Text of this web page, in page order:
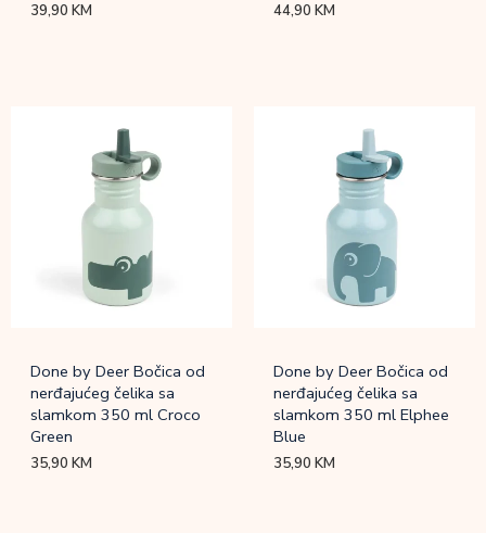
39,90KM 44,90KM
Done by Deer Bočica od
nerđajućeg čelika sa
slamkom 350 ml Croco
Green
35,90KM
Done by Deer Bočica od
nerđajućeg čelika sa
slamkom 350 ml Elphee
Blue
35,90KM